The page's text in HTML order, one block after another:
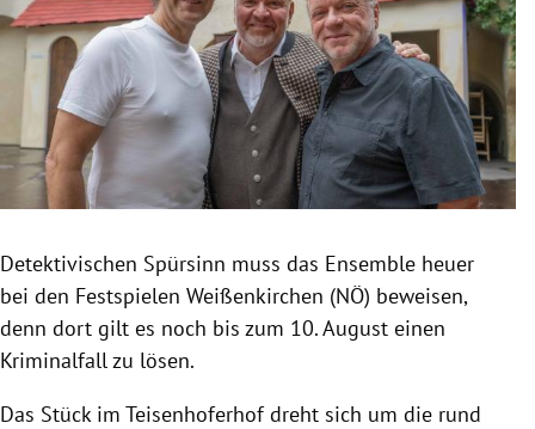
Untermenü
Untermenü
Untermenü
Untermenü
Untermenü
Detektivischen Spürsinn muss das Ensemble heuer
bei den Festspielen Weißenkirchen (NÖ) beweisen,
denn dort gilt es noch bis zum 10. August einen
Kriminalfall zu lösen.
Das Stück im Teisenhoferhof dreht sich um die rund